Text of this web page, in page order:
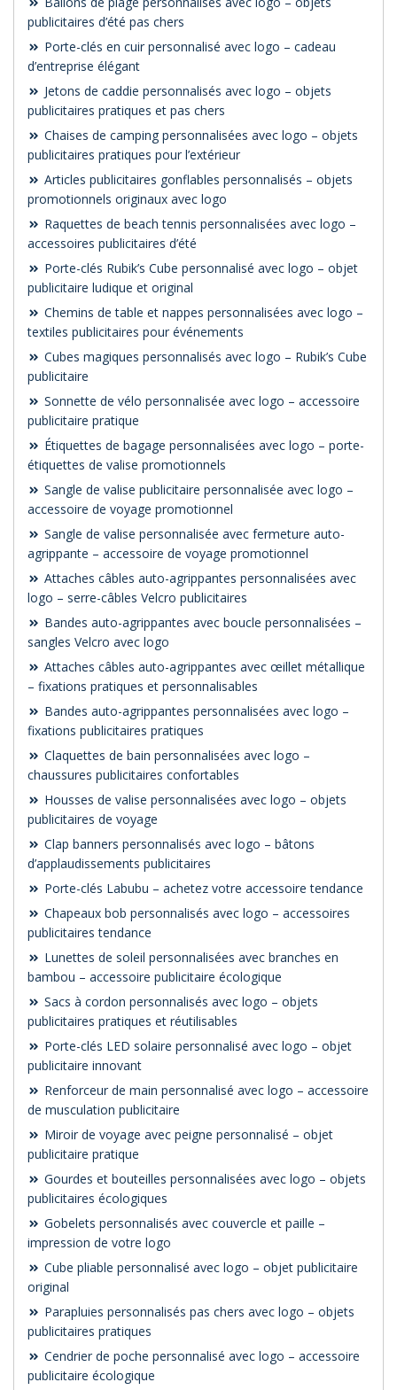
publicitaires d’été pas chers
Porte-clés en cuir personnalisé avec logo – cadeau
d’entreprise élégant
Jetons de caddie personnalisés avec logo – objets
publicitaires pratiques et pas chers
Chaises de camping personnalisées avec logo – objets
publicitaires pratiques pour l’extérieur
Articles publicitaires gonflables personnalisés – objets
promotionnels originaux avec logo
Raquettes de beach tennis personnalisées avec logo –
accessoires publicitaires d’été
Porte-clés Rubik’s Cube personnalisé avec logo – objet
publicitaire ludique et original
Chemins de table et nappes personnalisées avec logo –
textiles publicitaires pour événements
Cubes magiques personnalisés avec logo – Rubik’s Cube
publicitaire
Sonnette de vélo personnalisée avec logo – accessoire
publicitaire pratique
Étiquettes de bagage personnalisées avec logo – porte-
étiquettes de valise promotionnels
Sangle de valise publicitaire personnalisée avec logo –
accessoire de voyage promotionnel
Sangle de valise personnalisée avec fermeture auto-
agrippante – accessoire de voyage promotionnel
Attaches câbles auto-agrippantes personnalisées avec
logo – serre-câbles Velcro publicitaires
Bandes auto-agrippantes avec boucle personnalisées –
sangles Velcro avec logo
Attaches câbles auto-agrippantes avec œillet métallique
– fixations pratiques et personnalisables
Bandes auto-agrippantes personnalisées avec logo –
fixations publicitaires pratiques
Claquettes de bain personnalisées avec logo –
chaussures publicitaires confortables
Housses de valise personnalisées avec logo – objets
publicitaires de voyage
Clap banners personnalisés avec logo – bâtons
d’applaudissements publicitaires
Porte-clés Labubu – achetez votre accessoire tendance
Chapeaux bob personnalisés avec logo – accessoires
publicitaires tendance
Lunettes de soleil personnalisées avec branches en
bambou – accessoire publicitaire écologique
Sacs à cordon personnalisés avec logo – objets
publicitaires pratiques et réutilisables
Porte-clés LED solaire personnalisé avec logo – objet
publicitaire innovant
Renforceur de main personnalisé avec logo – accessoire
de musculation publicitaire
Miroir de voyage avec peigne personnalisé – objet
publicitaire pratique
Gourdes et bouteilles personnalisées avec logo – objets
publicitaires écologiques
Gobelets personnalisés avec couvercle et paille –
impression de votre logo
Cube pliable personnalisé avec logo – objet publicitaire
original
Parapluies personnalisés pas chers avec logo – objets
publicitaires pratiques
Cendrier de poche personnalisé avec logo – accessoire
publicitaire écologique